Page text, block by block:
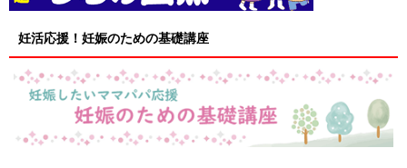
妊活応援！妊娠のための基礎講座